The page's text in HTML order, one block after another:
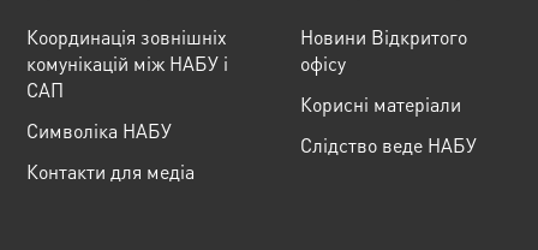
Координація зовнішніх
комунікацій між НАБУ і
САП
Cимволіка НАБУ
Контакти для медіа
Новини Відкритого
офісу
Корисні матеріали
Слідство веде НАБУ